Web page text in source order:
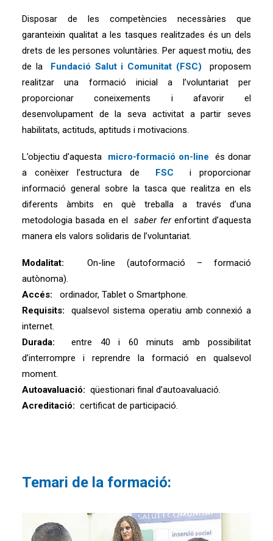
Disposar de les competències necessàries que
garanteixin qualitat a les tasques realitzades és un dels
drets de les persones voluntàries. Per aquest motiu, des
de la
Fundació Salut i Comunitat (FSC) proposem
realitzar una formació inicial a l’voluntariat per
proporcionar coneixements i afavorir el
desenvolupament de la seva activitat a partir seves
habilitats, actituds, aptituds i motivacions.
L’objectiu d’aquesta micro-formació on-line és donar
a conèixer l’estructura de FSC i proporcionar
informació general sobre la tasca que realitza en els
diferents àmbits en què treballa a través d’una
metodologia basada en elsaber ferenfortint d’aquesta
manera els valors solidaris de l’voluntariat.
Modalitat: On-line (autoformació – formació
autònoma).
Accés: ordinador, Tablet o Smartphone.
Requisits: qualsevol sistema operatiu amb connexió a
internet.
Durada: entre 40 i 60 minuts amb possibilitat
d’interrompre i reprendre la formació en qualsevol
moment.
Autoavaluació: qüestionari final d’autoavaluació.
Acreditació: certificat de participació.
Temari de la formació: